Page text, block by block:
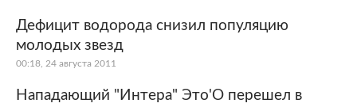
Экономика Силовые структуры
Наука и техника
Культура Интернет и СМИ
Дефицит водорода снизил популяцию
молодых звезд
00:18, 24 августа 2011
Нападающий "Интера" Это'О перешел в